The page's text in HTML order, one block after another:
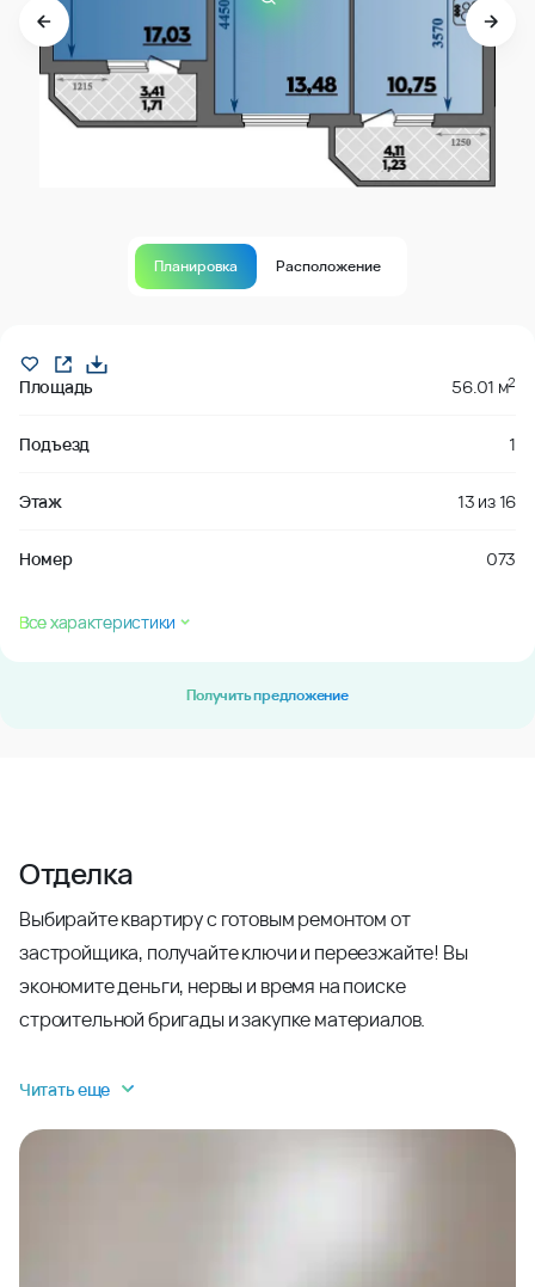
Планировка Расположение
Площадь 56.01 м2
Подъезд 1
Этаж 13 из16
Номер 073
Все характеристики
Получить предложение
Отделка
Выбирайте квартиру с готовым ремонтом от
застройщика, получайте ключи и переезжайте! Вы
экономите деньги, нервы и время на поиске
строительной бригады и закупке материалов.
Читать еще